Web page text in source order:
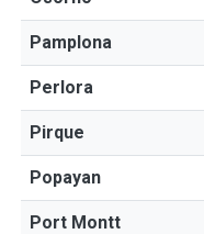
Pamplona
Perlora
Pirque
Popayan
Port Montt